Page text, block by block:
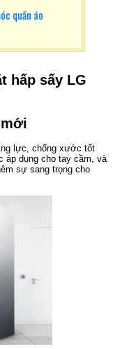
quần áo
hấp sấy LG
lực, chống xước tốt
áp dụng cho tay cầm, và
sự sang trọng cho